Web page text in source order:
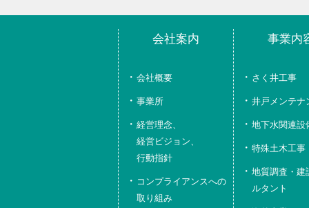
会社案内
会社概要
事業所
経営理念、
経営ビジョン、
行動指針
コンプライアンスへの
取り組み
事業内
さく井工事
井戸メンテナ
地下水関連設
特殊土木工事
地質調査・建
ルタント